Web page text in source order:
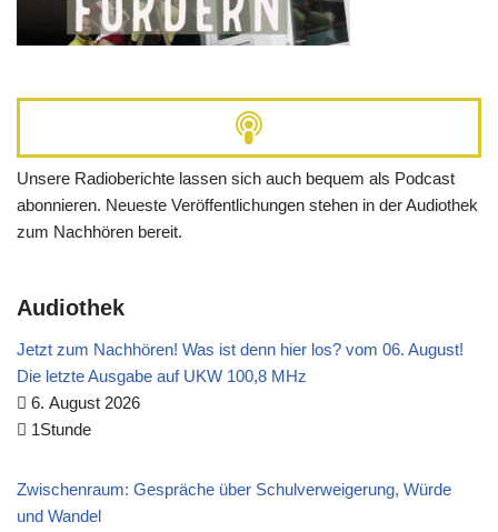
Unsere Radioberichte lassen sich auch bequem als Podcast
abonnieren. Neueste Veröffentlichungen stehen in der Audiothek
zum Nachhören bereit.
Audiothek
Jetzt zum Nachhören! Was ist denn hier los? vom 06. August!
Die letzte Ausgabe auf UKW 100,8 MHz
6. August 2026
1Stunde
Zwischenraum: Gespräche über Schulverweigerung, Würde
und Wandel